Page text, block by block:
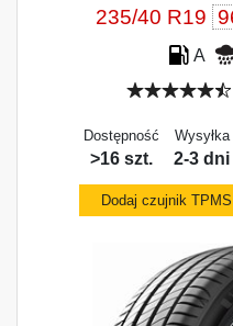
235/40 R19
A
Dostępność
>16 szt.
Wysyłka
2-3 dni
Dodaj czujnik